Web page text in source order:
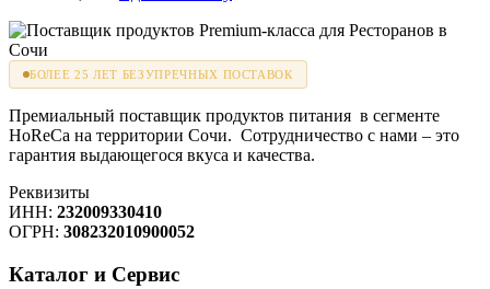
БОЛЕЕ 25 ЛЕТ БЕЗУПРЕЧНЫХ ПОСТАВОК
Премиальный поставщик продуктов питания в сегменте
HoReCa на территории Сочи. Сотрудничество с нами – это
гарантия выдающегося вкуса и качества.
Реквизиты
ИНН: 232009330410
ОГРН: 308232010900052
Каталог и Сервис